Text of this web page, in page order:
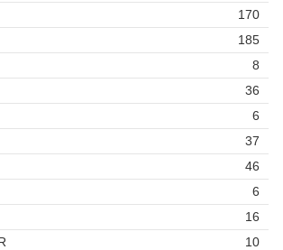
170
185
8
36
6
37
46
6
16
10